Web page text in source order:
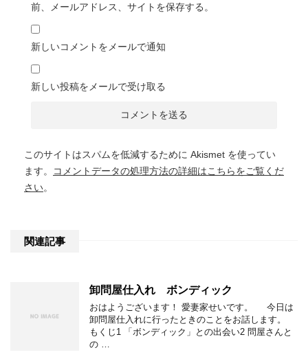
前、メールアドレス、サイトを保存する。
新しいコメントをメールで通知
新しい投稿をメールで受け取る
このサイトはスパムを低減するために Akismet を使ってい
ます。
コメントデータの処理方法の詳細はこちらをご覧くだ
さい。
関連記事
卸問屋仕入れ ボンディック
おはようございます！ 愛妻家せいです。 今日は
卸問屋仕入れに行ったときのことをお話します。
もくじ1 「ボンディック」との出会い2 問屋さんと
の …